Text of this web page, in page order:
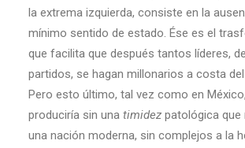
la extrema izquierda, consiste en la
mínimo sentido de estado. Ése es el
que facilita que después tantos líderes,
partidos, se hagan millonarios a costa
Pero esto último, tal vez como en
produciría sin una timidez patológica que
una nación moderna, sin complejos a la